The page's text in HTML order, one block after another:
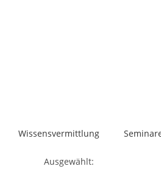
Wissensvermittlung
Ausgewählt: